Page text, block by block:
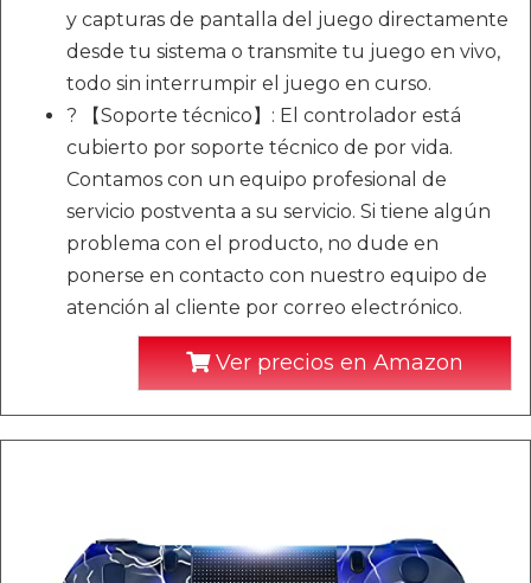
y capturas de pantalla del juego directamente
desde tu sistema o transmite tu juego en vivo,
todo sin interrumpir el juego en curso.
? 【Soporte técnico】: El controlador está
cubierto por soporte técnico de por vida.
Contamos con un equipo profesional de
servicio postventa a su servicio. Si tiene algún
problema con el producto, no dude en
ponerse en contacto con nuestro equipo de
atención al cliente por correo electrónico.
Ver precios en Amazon